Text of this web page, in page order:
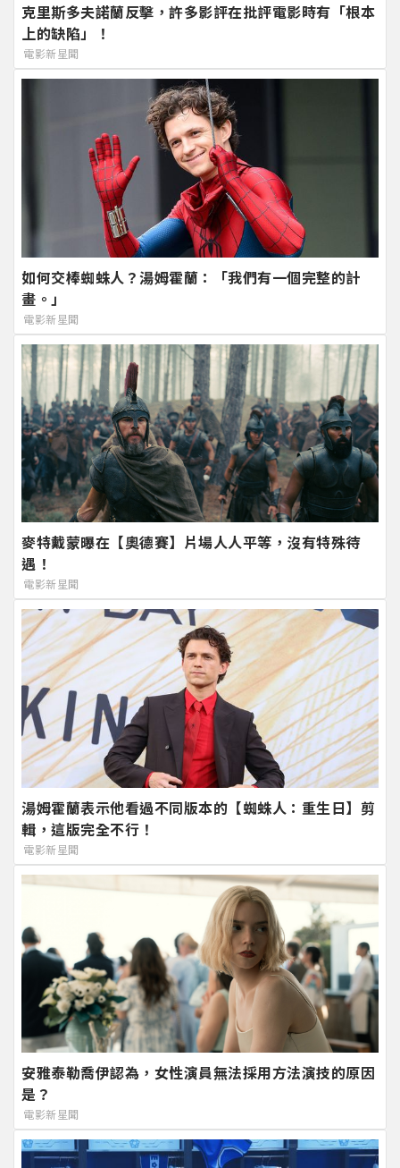
克里斯多夫諾蘭反擊，許多影評在批評電影時有「根本
上的缺陷」！
電影新星聞
如何交棒蜘蛛人？湯姆霍蘭：「我們有一個完整的計
畫。」
電影新星聞
麥特戴蒙曝在【奧德賽】片場人人平等，沒有特殊待
遇！
電影新星聞
湯姆霍蘭表示他看過不同版本的【蜘蛛人：重生日】剪
輯，這版完全不行！
電影新星聞
安雅泰勒喬伊認為，女性演員無法採用方法演技的原因
是？
電影新星聞